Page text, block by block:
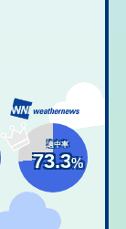
適中率
73.3%